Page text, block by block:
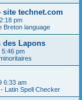
site technet.com
pm
Breton language
des Lapons
5:46 pm
6:33 am
Latin Spell Checker